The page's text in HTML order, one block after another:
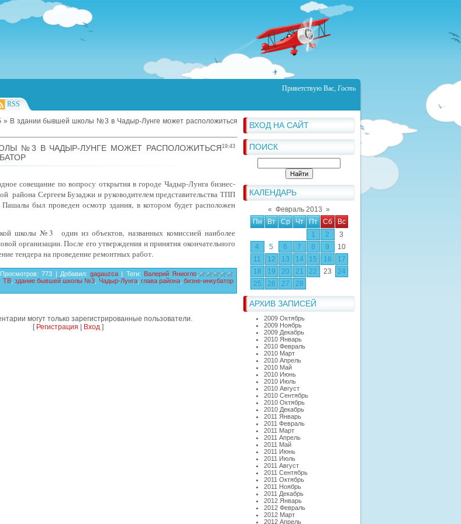
Приветствую Вас, Гость
RSS
ВХОД НА САЙТ
ПОИСК
КАЛЕНДАРЬ
« Февраль 2013 »
Пн
Вт Ср Чт Пт Сб
Вс
1
2
3
4
5 6 7 8 9
10
11
12 13 14 15 16
17
18
19 20 21 22 23
24
25
26 27 28
АРХИВ ЗАПИСЕЙ
2009 Октябрь
2009 Ноябрь
2009 Декабрь
2010 Январь
2010 Февраль
2010 Март
2010 Апрель
2010 Май
2010 Июнь
2010 Июль
2010 Август
2010 Сентябрь
2010 Октябрь
2010 Декабрь
2011 Январь
2011 Февраль
2011 Март
2011 Апрель
2011 Май
2011 Июнь
2011 Июль
2011 Август
2011 Сентябрь
2011 Октябрь
2011 Ноябрь
2011 Декабрь
2012 Январь
2012 Февраль
2012 Март
2012 Апрель
» В здании бывшей школы №3 в Чадыр-Лунге может расположиться
19:43
№3 В ЧАДЫР-ЛУНГЕ МОЖЕТ РАСПОЛОЖИТЬСЯ
совещание по вопросу открытия в городе Чадыр-Лунга бизнес-
района Сергеем Бузаджи и руководителем представительства ТПП
был проведен осмотр здания, в котором будет расположен
школы №3 один из объектов, названных комиссией наиболее
организации. После его утверждения и принятия окончательного
тендера на проведение ремонтных работ.
Просмотров: 773 | Добавил: gagauzca | Теги: Валерий Яниогло
ТВ, здание бывшей школы №3 Чадыр-Лунга, глава района,бизне-инкубатор
могут только зарегистрированные пользователи.
[ Регистрация Вход]